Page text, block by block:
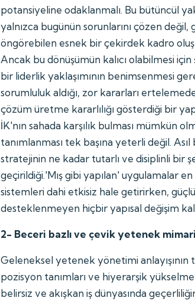
potansiyeline odaklanmalı. Bu bütüncül
yalnızca bugünün sorunlarını çözen
öngörebilen esnek bir çekirdek kadro
Ancak bu dönüşümün kalıcı olabilmesi
bir liderlik yaklaşımının benimsenmesi
sorumluluk aldığı, zor kararları
çözüm üretme kararlılığı gösterdiği bir
İK'nın sahada karşılık bulması mümkün
tanımlanması tek başına yeterli değil.
stratejinin ne kadar tutarlı ve disiplinli bir
geçirildiği.'Mış gibi yapılan' uygulamalar
sistemleri dahi etkisiz hale getirirken,
desteklenmeyen hiçbir yapısal değişim
2- Beceri bazlı ve çevik yetenek
Geleneksel yetenek yönetimi
pozisyon tanımları ve hiyerarşik
belirsiz ve akışkan iş dünyasında